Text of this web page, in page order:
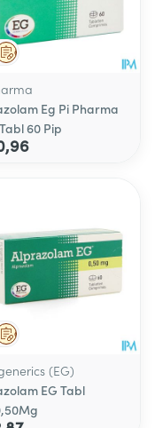
Op voorschrift
Eg Pi Pharma
60 Pip
Op voorschrift
(EG)
EG Tabl